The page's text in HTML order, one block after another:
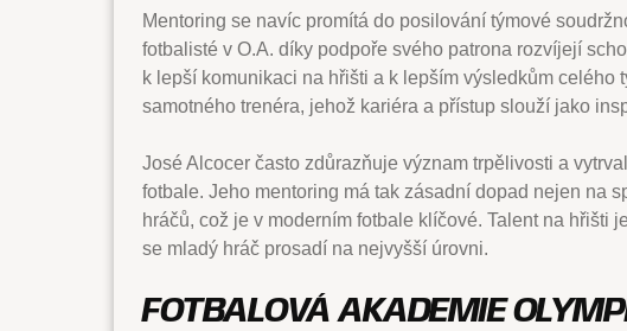
Mentoring se navíc promítá do posilování týmové
fotbalisté v O.A. díky podpoře svého patrona rozvíjejí
k lepší komunikaci na hřišti a k lepším výsledkům celého
samotného trenéra, jehož kariéra a přístup slouží jako
José Alcocer často zdůrazňuje význam trpělivosti a
fotbale. Jeho mentoring má tak zásadní dopad nejen na
hráčů, což je v moderním fotbale klíčové. Talent na hřišti
se mladý hráč prosadí na nejvyšší úrovni.
FOTBALOVÁ AKADEMIE